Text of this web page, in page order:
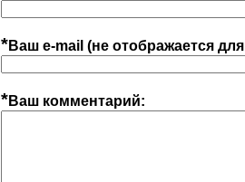
*Ваш e-mail (не отображается
*Ваш комментарий: